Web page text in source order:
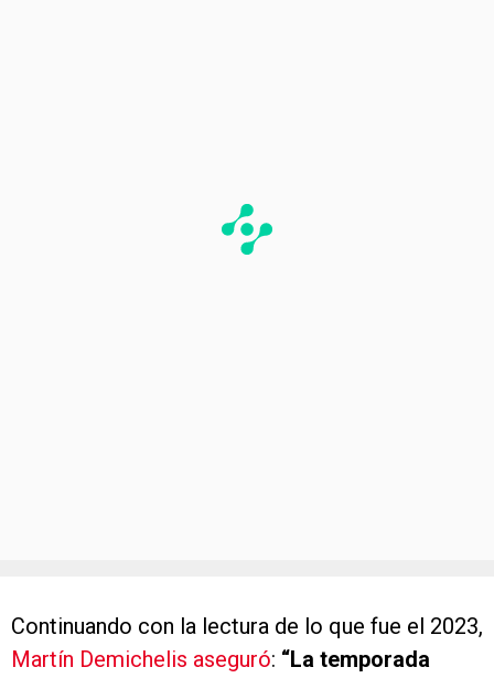
Continuando con la lectura de lo que fue el 2023,
Martín Demichelis aseguró: “La temporada